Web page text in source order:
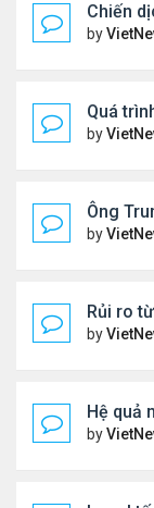
Chiến
by
Quá
by
Ông
by
Rủi ro
by
Hệ quả
by